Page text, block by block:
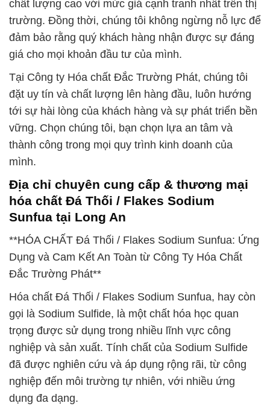
chất lượng cao với mức giá cạnh tranh nhất trên thị
trường. Đồng thời, chúng tôi không ngừng nỗ lực để
đảm bảo rằng quý khách hàng nhận được sự đáng
giá cho mọi khoản đầu tư của mình.
Tại Công ty Hóa chất Đắc Trường Phát, chúng tôi
đặt uy tín và chất lượng lên hàng đầu, luôn hướng
tới sự hài lòng của khách hàng và sự phát triển bền
vững. Chọn chúng tôi, bạn chọn lựa an tâm và
thành công trong mọi quy trình kinh doanh của
mình.
Địa chỉ chuyên cung cấp & thương mại
hóa chất Đá Thối / Flakes Sodium
Sunfua tại Long An
**HÓA CHẤT Đá Thối / Flakes Sodium Sunfua: Ứng
Dụng và Cam Kết An Toàn từ Công Ty Hóa Chất
Đắc Trường Phát**
Hóa chất Đá Thối / Flakes Sodium Sunfua, hay còn
gọi là Sodium Sulfide, là một chất hóa học quan
trọng được sử dụng trong nhiều lĩnh vực công
nghiệp và sản xuất. Tính chất của Sodium Sulfide
đã được nghiên cứu và áp dụng rộng rãi, từ công
nghiệp đến môi trường tự nhiên, với nhiều ứng
dụng đa dạng.